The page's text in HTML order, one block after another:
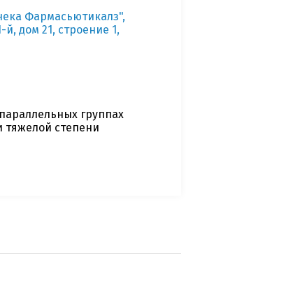
Фармасьютикалз",
дом 21, строение 1,
группах
тяжелой степени